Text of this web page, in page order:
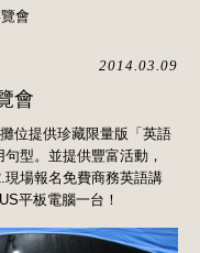
會
2014.03.09
會
位提供珍藏限量版「英語
型。並提供豐富活動，
場報名免費商務英語講
平板電腦一台！